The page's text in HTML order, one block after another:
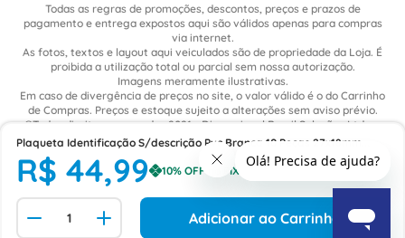
Plaqueta Identificação S/descrição Pvc Branca 10 Peças 27x18mm
USEMLP Phoenix Contact
R$ 44,99
Adicionar ao Carrinho
Todas as regras de promoções, descontos, preços e prazos de
pagamento e entrega expostos aqui são válidos apenas para compras
via internet.
As fotos, textos e layout aqui veiculados são de propriedade da Loja. É
proibida a utilização total ou parcial sem nossa autorização.
Imagens meramente ilustrativas.
Em caso de divergência de preços no site, o valor válido é o do Carrinho
de Compras. Preços e estoque sujeito a alterações sem aviso prévio.
©Todos direitos reservados 2021 - Dimensional Brasil Soluções Ltda. -
CNPJ: 06.913.480/0015-63 - Avenida Armando Ragonha, 190 - Bairro
Village Limeira. Pavilhão Sítio São João - Limeira - SP / CEP: 13.481-316